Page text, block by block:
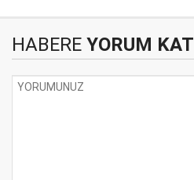
HABERE YORUM KAT